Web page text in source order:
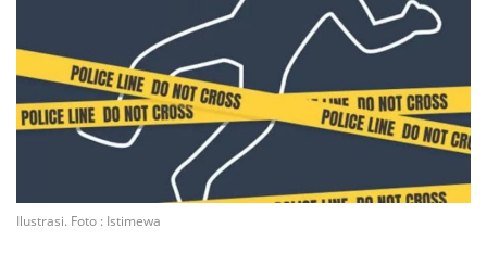
Ilustrasi. Foto : Istimewa